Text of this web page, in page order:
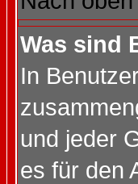
Was sind
In
und jeder
es für den